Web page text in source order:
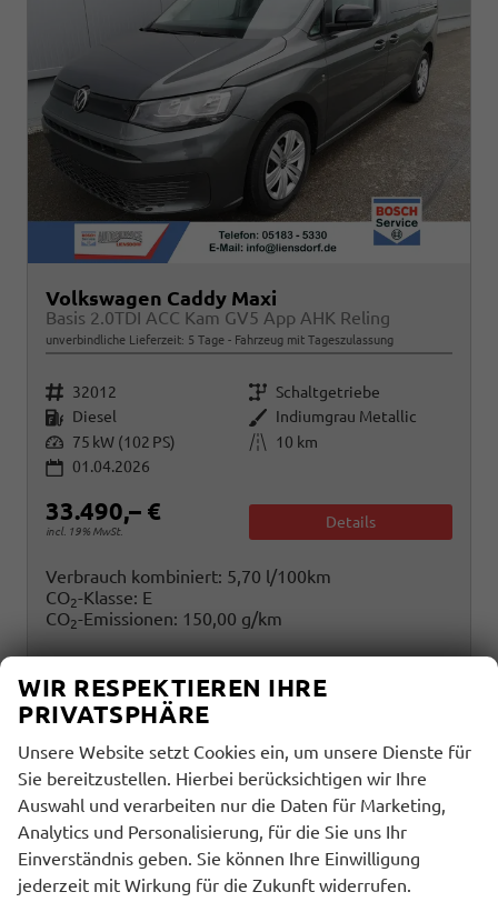
Volkswagen Caddy Maxi
Basis 2.0TDI ACC Kam GV5 App AHK Reling
unverbindliche Lieferzeit: 5 Tage Fahrzeug mit Tageszulassung
Fahrzeugnr. 32012 Getriebe Schaltgetriebe
Kraftstoff Diesel Außenfarbe Indiumgrau Metallic
Leistung 75 kW (102 PS) Kilometerstand
10 km
01.04.2026
33.490,– €
incl. 19% MwSt.
Details
Verbrauch kombiniert: 5,70 l/100km
CO2-Klasse: E
CO2-Emissionen: 150,00 g/km
WIR RESPEKTIEREN IHRE
PRIVATSPHÄRE
Unsere Website setzt Cookies ein, um unsere Dienste für
Sie bereitzustellen. Hierbei berücksichtigen wir Ihre
Auswahl und verarbeiten nur die Daten für Marketing,
Analytics und Personalisierung, für die Sie uns Ihr
Einverständnis geben. Sie können Ihre Einwilligung
jederzeit mit Wirkung für die Zukunft widerrufen.